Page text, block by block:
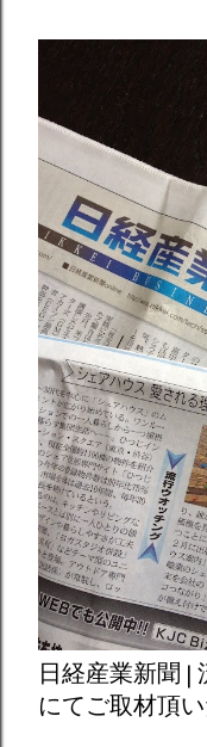
日経産業新聞 |
にてご取材頂